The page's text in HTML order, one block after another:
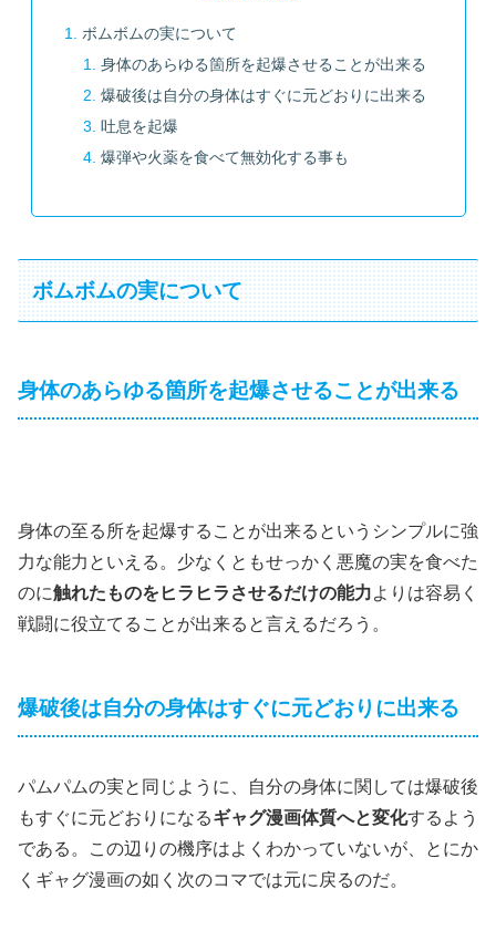
ボムボムの実について
身体のあらゆる箇所を起爆させることが出来る
爆破後は自分の身体はすぐに元どおりに出来る
吐息を起爆
爆弾や火薬を食べて無効化する事も
ボムボムの実について
身体のあらゆる箇所を起爆させることが出来る
身体の至る所を起爆することが出来るというシンプルに強
力な能力といえる。少なくともせっかく悪魔の実を食べた
のに触れたものをヒラヒラさせるだけの能力よりは容易く
戦闘に役立てることが出来ると言えるだろう。
爆破後は自分の身体はすぐに元どおりに出来る
パムパムの実と同じように、自分の身体に関しては爆破後
もすぐに元どおりになるギャグ漫画体質へと変化するよう
である。この辺りの機序はよくわかっていないが、とにか
くギャグ漫画の如く次のコマでは元に戻るのだ。